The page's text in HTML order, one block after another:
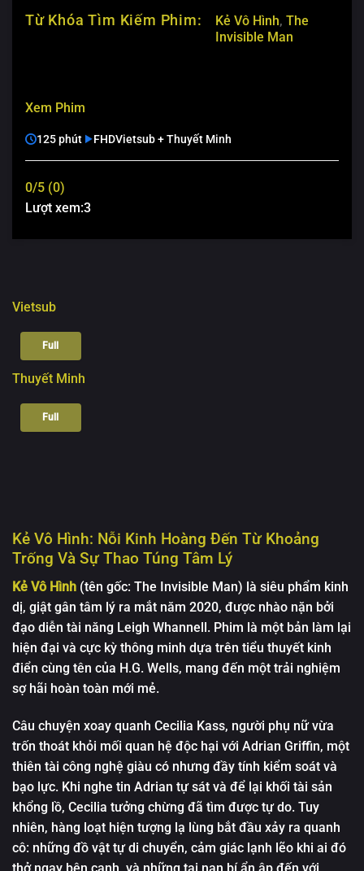
Từ Khóa Tìm Kiếm Phim: Kẻ Vô Hình, The
Invisible Man
Xem Phim
125 phút FHDVietsub + Thuyết Minh
0/5 (0)
Lượt xem:3
Vietsub
Full
Thuyết Minh
Full
Kẻ Vô Hình: Nỗi Kinh Hoàng Đến Từ Khoảng
Trống Và Sự Thao Túng Tâm Lý
Kẻ Vô Hình (tên gốc: The Invisible Man) là siêu phẩm kinh
dị, giật gân tâm lý ra mắt năm 2020, được nhào nặn bởi
đạo diễn tài năng Leigh Whannell. Phim là một bản làm lại
hiện đại và cực kỳ thông minh dựa trên tiểu thuyết kinh
điển cùng tên của H.G. Wells, mang đến một trải nghiệm
sợ hãi hoàn toàn mới mẻ.
Câu chuyện xoay quanh Cecilia Kass, người phụ nữ vừa
trốn thoát khỏi mối quan hệ độc hại với Adrian Griffin, một
thiên tài công nghệ giàu có nhưng đầy tính kiểm soát và
bạo lực. Khi nghe tin Adrian tự sát và để lại khối tài sản
khổng lồ, Cecilia tưởng chừng đã tìm được tự do. Tuy
nhiên, hàng loạt hiện tượng lạ lùng bắt đầu xảy ra quanh
cô: những đồ vật tự di chuyển, cảm giác lạnh lẽo khi ai đó